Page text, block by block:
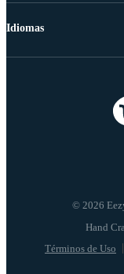
© 2026
Términos de Uso
Idiomas